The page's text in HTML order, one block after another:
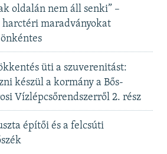
oldalán nem áll senki” –
harctéri maradványokat
üti a szuverenitást:
készül a kormány a Bős-
Vízlépcsőrendszerről 2. rész
építői és a felcsúti